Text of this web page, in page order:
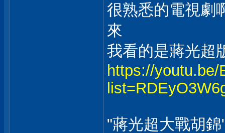
很熟悉的電視劇
來
我看的是蔣光超
https://youtu.be/
"蔣光超大戰胡